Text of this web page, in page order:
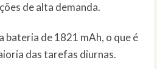
de alta demanda.
bateria de 1821 mAh, o que é
das tarefas diurnas.